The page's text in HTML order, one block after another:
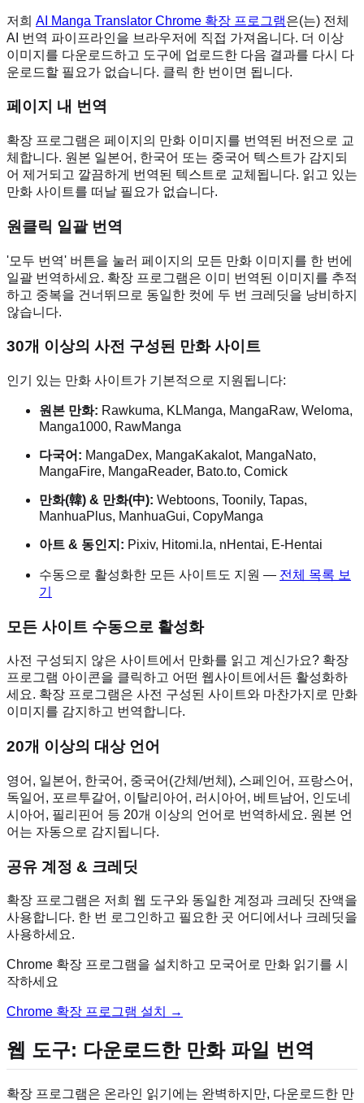
저희 AI Manga Translator Chrome 확장 프로그램은(는) 전체
AI 번역 파이프라인을 브라우저에 직접 가져옵니다. 더 이상
이미지를 다운로드하고 도구에 업로드한 다음 결과를 다시 다
운로드할 필요가 없습니다. 클릭 한 번이면 됩니다.
페이지 내 번역
확장 프로그램은 페이지의 만화 이미지를 번역된 버전으로 교
체합니다. 원본 일본어, 한국어 또는 중국어 텍스트가 감지되
어 제거되고 깔끔하게 번역된 텍스트로 교체됩니다. 읽고 있는
만화 사이트를 떠날 필요가 없습니다.
원클릭 일괄 번역
'모두 번역' 버튼을 눌러 페이지의 모든 만화 이미지를 한 번에
일괄 번역하세요. 확장 프로그램은 이미 번역된 이미지를 추적
하고 중복을 건너뛰므로 동일한 컷에 두 번 크레딧을 낭비하지
않습니다.
30개 이상의 사전 구성된 만화 사이트
인기 있는 만화 사이트가 기본적으로 지원됩니다:
원본 만화: Rawkuma, KLManga, MangaRaw, Weloma,
Manga1000, RawManga
다국어: MangaDex, MangaKakalot, MangaNato,
MangaFire, MangaReader, Bato.to, Comick
만화(韓) & 만화(中): Webtoons, Toonily, Tapas,
ManhuaPlus, ManhuaGui, CopyManga
아트 & 동인지: Pixiv, Hitomi.la, nHentai, E-Hentai
수동으로 활성화한 모든 사이트도 지원 — 전체 목록 보
기
모든 사이트 수동으로 활성화
사전 구성되지 않은 사이트에서 만화를 읽고 계신가요? 확장
프로그램 아이콘을 클릭하고 어떤 웹사이트에서든 활성화하
세요. 확장 프로그램은 사전 구성된 사이트와 마찬가지로 만화
이미지를 감지하고 번역합니다.
20개 이상의 대상 언어
영어, 일본어, 한국어, 중국어(간체/번체), 스페인어, 프랑스어,
독일어, 포르투갈어, 이탈리아어, 러시아어, 베트남어, 인도네
시아어, 필리핀어 등 20개 이상의 언어로 번역하세요. 원본 언
어는 자동으로 감지됩니다.
공유 계정 & 크레딧
확장 프로그램은 저희 웹 도구와 동일한 계정과 크레딧 잔액을
사용합니다. 한 번 로그인하고 필요한 곳 어디에서나 크레딧을
사용하세요.
Chrome 확장 프로그램을 설치하고 모국어로 만화 읽기를 시
작하세요
Chrome 확장 프로그램 설치 →
웹 도구: 다운로드한 만화 파일 번역
확장 프로그램은 온라인 읽기에는 완벽하지만, 다운로드한 만